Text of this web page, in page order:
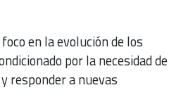
en la evolución de los
por la necesidad de
responder a nuevas